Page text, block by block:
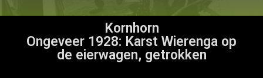
Kornhorn
Ongeveer 1928: Karst Wierenga op
de eierwagen, getrokken